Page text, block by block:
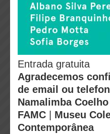
Entrada gratuita
Agradecemos
de email ou
Namalimba Coelho
FAMC
Museu
Contemporânea